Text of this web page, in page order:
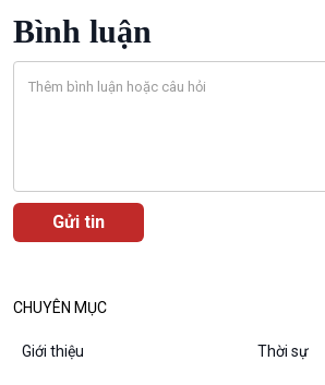
Podcast
Đối thoại
Bình luận
CHUYÊN MỤC
Giới thiệu Thời sự